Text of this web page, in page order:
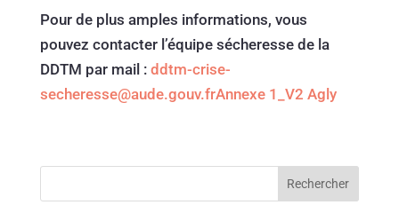
Pour de plus amples informations, vous
pouvez contacter l’équipe sécheresse de la
DDTM par mail : ddtm-crise-
secheresse@aude.gouv.frAnnexe 1_V2 Agly
Rechercher